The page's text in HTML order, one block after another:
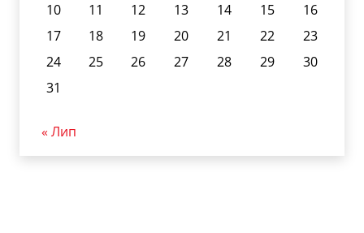
10
11 12 13 14 15
16
17
18 19 20 21 22
23
24
25 26 27 28 29
30
31
« Лип